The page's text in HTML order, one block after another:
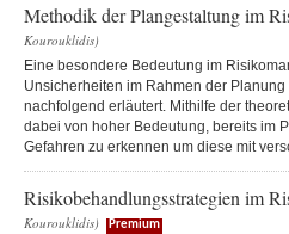
Methodik der Plangestaltung im
Kourouklidis)
Eine besondere Bedeutung im
Unsicherheiten im Rahmen der
nachfolgend erläutert. Mithilfe der
dabei von hoher Bedeutung, bereits im
Gefahren zu erkennen um diese mit
Risikobehandlungsstrategien im
Kourouklidis)
Premium